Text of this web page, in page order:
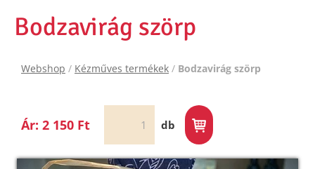
Bodzavirág szörp
Webshop / Kézműves termékek / Bodzavirág szörp
Ár: 2 150 Ft db